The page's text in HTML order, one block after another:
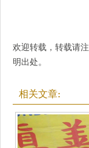
欢迎转载，转载请注
明出处。
相关文章: